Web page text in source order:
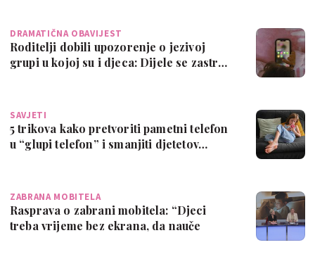
DRAMATIČNA OBAVIJEST
Roditelji dobili upozorenje o jezivoj
grupi u kojoj su i djeca: Dijele se zastr…
SAVJETI
5 trikova kako pretvoriti pametni telefon
u “glupi telefon” i smanjiti djetetov…
ZABRANA MOBITELA
Rasprava o zabrani mobitela: “Djeci
treba vrijeme bez ekrana, da nauče